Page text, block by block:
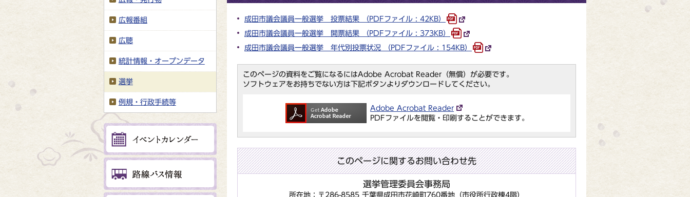
成田市議会議員一般選挙 投票結果 （PDFファイル : 42KB）
成田市議会議員一般選挙 開票結果 （PDFファイル : 373KB）
成田市議会議員一般選挙 年代別投票状況 （PDFファイル : 154KB）
このページの資料をご覧になるにはAdobe Acrobat Reader（無償）が必要です。
ソフトウェアをお持ちでない方は下記ボタンよりダウンロードしてください。
Adobe Acrobat Reader
PDFファイルを閲覧・印刷することができます。
このページに関するお問い合わせ先
選挙管理委員会事務局
所在地：〒286-8585 千葉県成田市花崎町760番地（市役所行政棟4階）
広報番組
広聴
統計情報・オープンデータ
選挙
例規・行政手続等